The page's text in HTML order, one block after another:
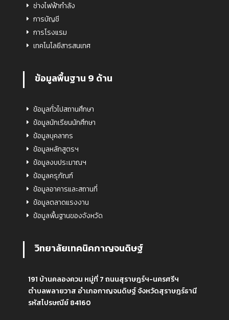
ช่างไฟฟ้ากำลัง
การบัญชี
การโรงแรม
เทคโนโลยีสารสนเทศ
ข้อมูลพื้นฐาน 9 ด้าน
ข้อมูลทั่วไปสถานศึกษา
ข้อมูลนักเรียนนักศึกษา
ข้อมูลบุคลากร
ข้อมูลหลักสูตรฯ
ข้อมูลงบประมาณฯ
ข้อมูลครุภัณฑ์
ข้อมูลอาคารและสถานที่
ข้อมูลตลาดแรงงาน
ข้อมูลพื้นฐานของจังหวัด
วิทยาลัยเทคนิคกาญจนดิษฐ์
191 บ้านคลองควน หมู่ที่ 7 ถนนสุราษฎร์ฯ-นครศรีฯ
ตำบลพลายวาส อำเภอกาญจนดิษฐ์ จังหวัดสุราษฎร์ธานี
รหัสไปรษณีย์ 84160